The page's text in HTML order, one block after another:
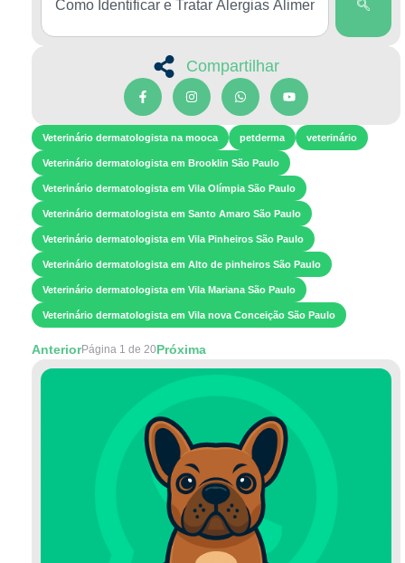
Compartilhar
Veterinário dermatologista na mooca petderma veterinário
Veterinário dermatologista em Brooklin São Paulo
Veterinário dermatologista em Vila Olímpia São Paulo
Veterinário dermatologista em Santo Amaro São Paulo
Veterinário dermatologista em Vila Pinheiros São Paulo
Veterinário dermatologista em Alto de pinheiros São Paulo
Veterinário dermatologista em Vila Mariana São Paulo
Veterinário dermatologista em Vila nova Conceição São Paulo
AnteriorPágina 1 de 20Próxima